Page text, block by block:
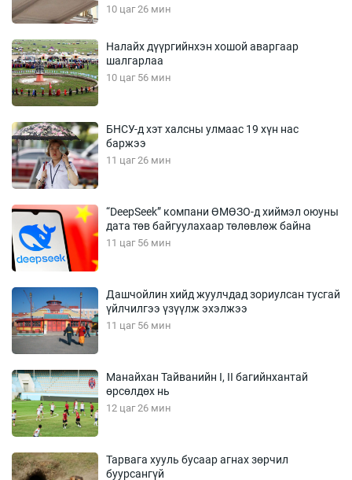
10 цаг 26 мин
Налайх дүүргийнхэн хошой аваргаар
шалгарлаа
10 цаг 56 мин
БНСУ-д хэт халсны улмаас 19 хүн нас
баржээ
11 цаг 26 мин
“DeepSeek” компани ӨМӨЗО-д хиймэл оюуны
дата төв байгуулахаар төлөвлөж байна
11 цаг 56 мин
Дашчойлин хийд жуулчдад зориулсан тусгай
үйлчилгээ үзүүлж эхэлжээ
11 цаг 56 мин
Манайхан Тайванийн I, II багийнхантай
өрсөлдөх нь
12 цаг 26 мин
Тарвага хууль бусаар агнах зөрчил
буурсангүй